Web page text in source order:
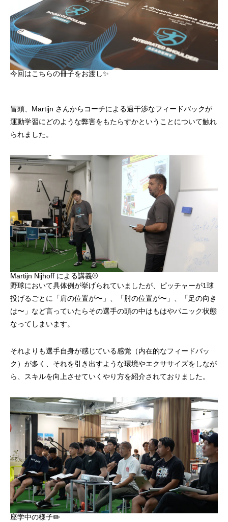
今回はこちらの冊子をお渡し✨
冒頭、Martijn さんからコーチによる過干渉なフィードバックが
運動学習にどのような弊害をもたらすかということについて触れ
られました。
Martijn Nijhoff による講義⚾️
野球において具体例が挙げられていましたが、ピッチャーが1球
投げるごとに「肩の位置が〜」、「肘の位置が〜」、「足の向き
は〜」など言っていたらその選手の頭の中はもはやパニック状態
なってしまいます。
それよりも選手自身が感じている感覚（内在的なフィードバッ
ク）が多く、それを引き出すような環境やエクササイズをしなが
ら、スキルを向上させていくやり方を紹介されておりました。
座学中の様子✏️